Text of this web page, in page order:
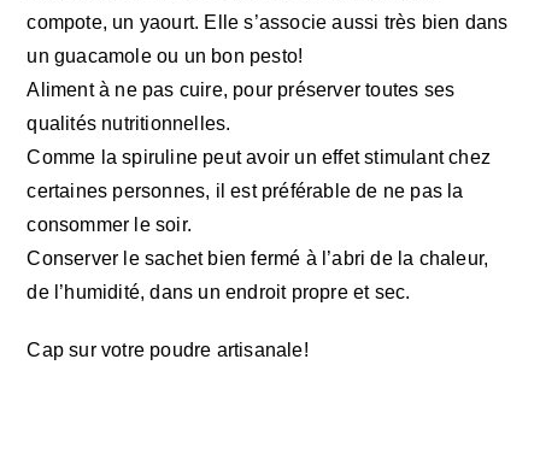
compote, un yaourt. Elle s’associe aussi très bien dans
un guacamole ou un bon pesto!
Aliment à ne pas cuire, pour préserver toutes ses
qualités nutritionnelles.
Comme la spiruline peut avoir un effet stimulant chez
certaines personnes, il est préférable de ne pas la
consommer le soir.
Conserver le sachet bien fermé à l’abri de la chaleur,
de l’humidité, dans un endroit propre et sec.
Cap sur votre poudre artisanale!